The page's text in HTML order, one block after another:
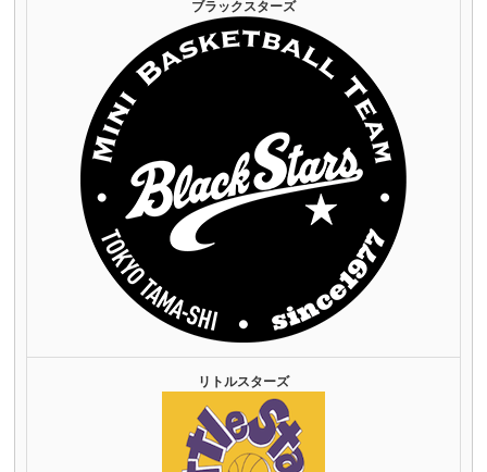
ブラックスターズ
リトルスターズ